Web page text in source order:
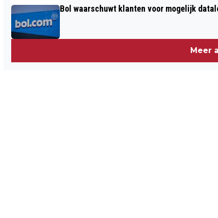
Bol waarschuwt klanten voor mogelijk
Meer